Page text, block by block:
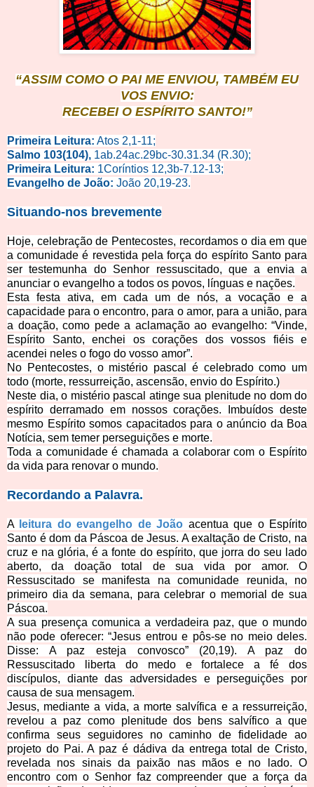
“ASSIM COMO O PAI ME ENVIOU, TAMBÉM EU
VOS ENVIO:
RECEBEI O ESPÍRITO SANTO!”
Primeira Leitura: Atos 2,1-11;
Salmo 103(104), 1ab.24ac.29bc-30.31.34 (R.30);
Primeira Leitura: 1Coríntios 12,3b-7.12-13;
Evangelho de João: João 20,19-23.
Situando-nos brevemente
Hoje, celebração de Pentecostes, recordamos o dia em que
a comunidade é revestida pela força do espírito Santo para
ser testemunha do Senhor ressuscitado, que a envia a
anunciar o evangelho a todos os povos, línguas e nações.
Esta festa ativa, em cada um de nós, a vocação e a
capacidade para o encontro, para o amor, para a união, para
a doação, como pede a aclamação ao evangelho: “Vinde,
Espírito Santo, enchei os corações dos vossos fiéis e
acendei neles o fogo do vosso amor”.
No Pentecostes, o mistério pascal é celebrado como um
todo (morte, ressurreição, ascensão, envio do Espírito.)
Neste dia, o mistério pascal atingesua plenitude no dom do
espírito derramado em nossos corações. Imbuídos deste
mesmo Espírito somos capacitados para o anúncio da Boa
Notícia, sem temer perseguições e morte.
Toda a comunidade é chamada a colaborar com o Espírito
da vida para renovar o mundo.
Recordando a Palavra.
A leitura do evangelho de João acentua que o Espírito
Santo é dom da Páscoa de Jesus. A exaltação de Cristo, na
cruz e na glória, é a fonte do espírito, que jorra do seu lado
aberto, da doação total desua vida por amor. O
Ressuscitado se manifesta na comunidade reunida, no
primeiro dia da semana, para celebrar o memorial de sua
Páscoa.
A sua presença comunica a verdadeira paz, que o mundo
não pode oferecer: “Jesus entrou e pôs-se no meio deles.
Disse: A paz esteja convosco” (20,19). A paz do
Ressuscitado liberta do medo e fortalece a fé dos
discípulos, diante das adversidades e perseguições por
causa de sua mensagem.
Jesus, mediante a vida, a morte salvífica e a ressurreição,
revelou a paz como plenitude dos bens salvífico a que
confirma seus seguidores no caminho de fidelidade ao
projeto do Pai. A paz é dádiva da entrega total de Cristo,
revelada nos sinais da paixão nas mãos e no lado. O
encontro com o Senhor faz compreender que a força da